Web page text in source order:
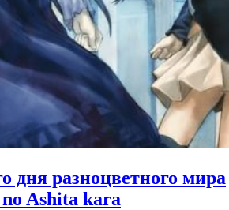
дня разноцветного мира
Ashita kara